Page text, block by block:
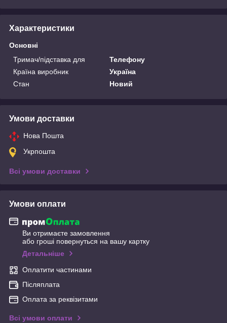
Характеристики
Основні
Тримач/підставка для
Телефону
Країна виробник
Україна
Стан
Новий
Умови доставки
Нова Пошта
Укрпошта
Всі умови доставки
Умови оплати
Ви отримаєте замовлення
або гроші повернуться на вашу картку
Детальніше
Оплатити частинами
Післяплата
Оплата за реквізитами
Всі умови оплати